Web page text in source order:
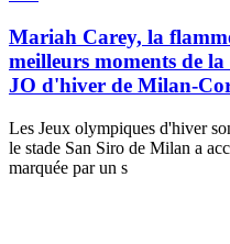
Mariah Carey, la
meilleurs moments de
JO d'hiver de Milan-
Les Jeux olympiques d'hiver
le stade San Siro de Milan a
marquée par un s